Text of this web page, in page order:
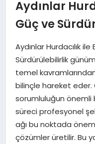
YAŞAM
SAĞLIK
DÜNYA
MAGAZIN
Aydınlar
Güç ve
Aydınlar Hurdacılık
Sürdürülebilirlik
temel kavramlarından
bilinçle hareket eder.
sorumluluğun önemli
süreci profesyonel
ağı bu noktada
çözümler üretilir. Bu